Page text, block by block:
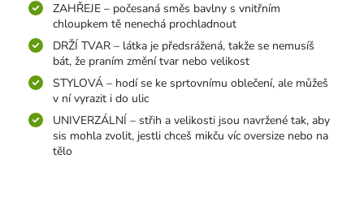
ZAHŘEJE – počesaná směs bavlny s vnitřním
chloupkem tě nenechá prochladnout
DRŽÍ TVAR – látka je předsrážená, takže se nemusíš
bát, že praním změní tvar nebo velikost
STYLOVÁ – hodí se ke sprtovnímu oblečení, ale můžeš
v ní vyrazit i do ulic
UNIVERZÁLNÍ – střih a velikosti jsou navržené tak, aby
sis mohla zvolit, jestli chceš mikču víc oversize nebo na
tělo